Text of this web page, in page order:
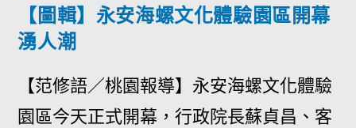
【圖輯】永安海螺文化體驗園區開幕
湧人潮
【范修語／桃園報導】永安海螺文化體驗
園區今天正式開幕，行政院長蘇貞昌、客